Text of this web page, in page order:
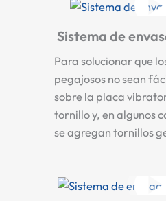
Sistema de
Para solucionar que
pegajosos no sean
sobre la placa
tornillo y, en algunos
se agregan tornillos